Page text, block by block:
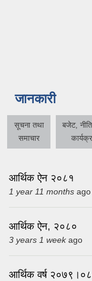
जानकारी
सूचना तथा
समाचार
बजेट,
आर्थिक ऐन २०८१
1 year 11 months ago
आर्थिक ऐन, २०८०
3 years 1 weekago
आर्थिक वर्ष